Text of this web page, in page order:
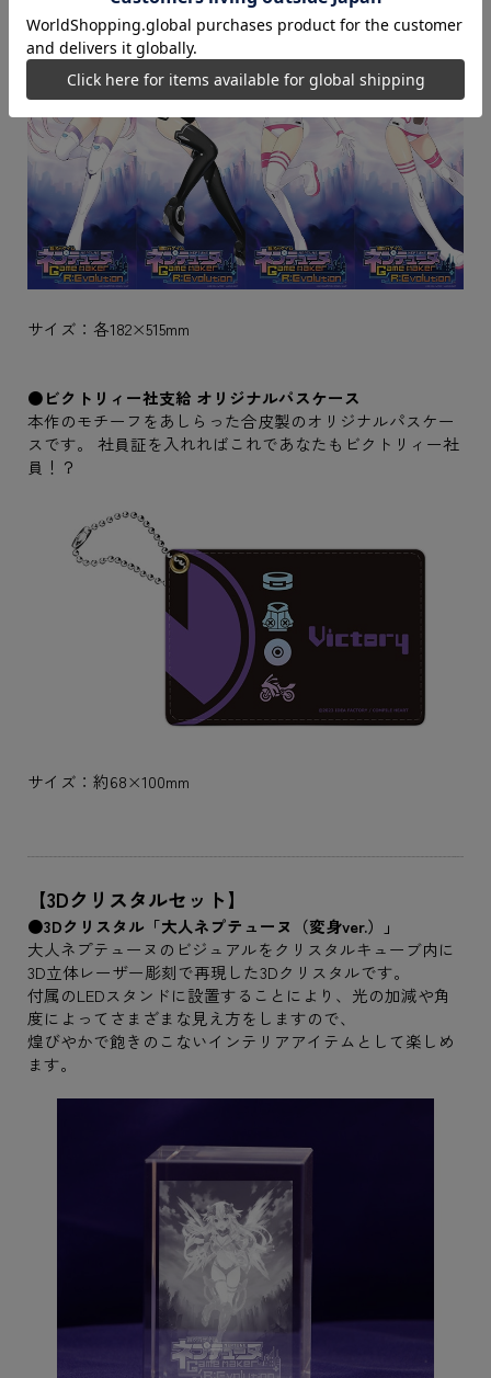
サイズ：各182×515mm
●ビクトリィー社支給 オリジナルパスケース
本作のモチーフをあしらった合皮製のオリジナルパスケー
スです。 社員証を入れればこれであなたもビクトリィー社
員！？
サイズ：約68×100mm
【3Dクリスタルセット】
●3Dクリスタル「大人ネプテューヌ（変身ver.）」
大人ネプテューヌのビジュアルをクリスタルキューブ内に
3D立体レーザー彫刻で再現した3Dクリスタルです。
付属のLEDスタンドに設置することにより、光の加減や角
度によってさまざまな見え方をしますので、
煌びやかで飽きのこないインテリアアイテムとして楽しめ
ます。